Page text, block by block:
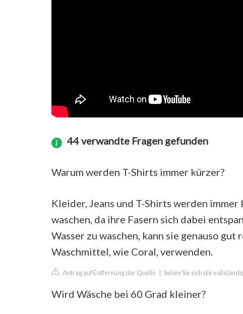
44 verwandte Fragen gefunden
Warum werden T-Shirts immer kürzer?
Kleider, Jeans und T-Shirts werden
waschen, da ihre Fasern sich dabei
Wasser zu waschen, kann sie genauso
Waschmittel, wie Coral, verwenden.
Antrag auf Entfernung der Quelle Sehen Sie sich die
Wird Wäsche bei 60 Grad kleiner?